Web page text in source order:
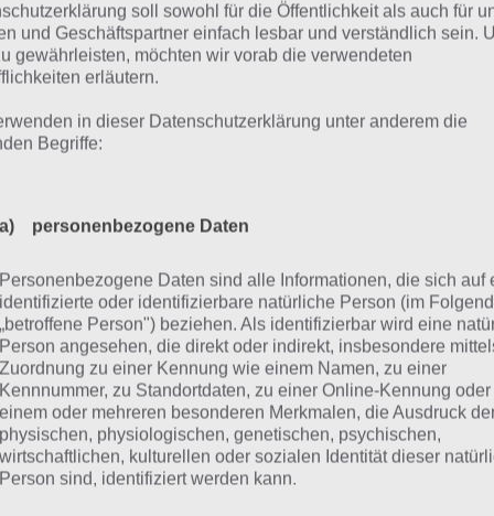
findest du die 4 Bilder 1 Wort Lösung für Kroatien für
Monat Juli 2020
für Kroatien – 1. Juli
die Lösungen für 4 Bilder 1 Wort Kroatien vom 1. Juli
Rätsel Kroatien 4 Bilder 1 Wort Lösung
Zur Lösung
Zur Lösung
Zur Lösung
soll sowohl für die Öffentlichkeit als auch für
und Geschäftspartner einfach lesbar und verständlich sein.
gewährleisten, möchten wir vorab die verwendeten
erläutern.
in dieser Datenschutzerklärung unter anderem die
Begriffe:
a) personenbezogene Daten
Personenbezogene Daten sind alle Informationen, die sich auf
identifizierte oder identifizierbare natürliche Person (im
„betroffene Person") beziehen. Als identifizierbar wird eine
Person angesehen, die direkt oder indirekt, insbesondere
Zuordnung zu einer Kennung wie einem Namen, zu einer
Kennnummer, zu Standortdaten, zu einer Online-Kennung oder
einem oder mehreren besonderen Merkmalen, die Ausdruck
physischen, physiologischen, genetischen, psychischen,
wirtschaftlichen, kulturellen oder sozialen Identität dieser
Person sind, identifiziert werden kann.